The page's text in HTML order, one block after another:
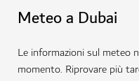
Meteo a Dubai
Le informazioni sul meteo
momento. Riprovare più